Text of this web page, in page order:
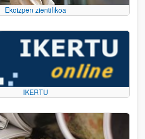
Ekoizpen zientifikoa
IKERTU